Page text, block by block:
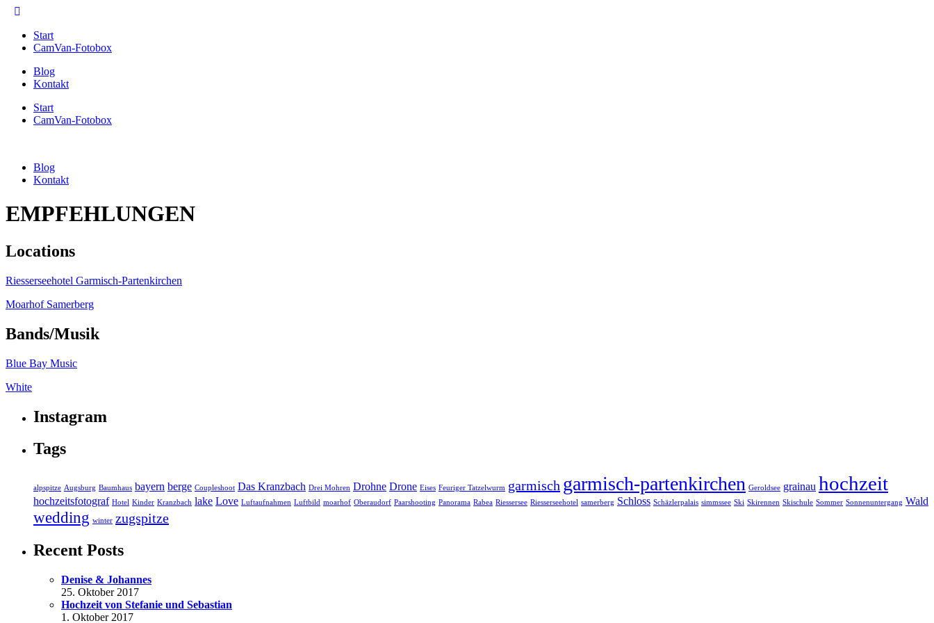
Start
CamVan-Fotobox
Blog
Kontakt
Start
CamVan-Fotobox
Blog
Kontakt
EMPFEHLUNGEN
Locations
Riesserseehotel Garmisch-Partenkirchen
Moarhof Samerberg
Bands/Musik
Blue Bay Music
White
Instagram
Tags
alpspitze Augsburg Baumhaus bayern berge Coupleshoot Das Kranzbach Drei Mohren Drohne Drone Eises Feuriger Tatzelwurm garmisch garmisch-partenkirchen Geroldsee grainau hochzeit
hochzeitsfotograf Hotel Kinder Kranzbach lake Love Luftaufnahmen Luftbild moarhof Oberaudorf Paarshooting Panorama Rabea Riessersee Riesserseehotel samerberg Schloss Schäzlerpalais simmssee Ski Skirennen Skischule Sommer Sonnenuntergang Wald
wedding winter zugspitze
Recent Posts
Denise & Johannes
25. Oktober 2017
Hochzeit von Stefanie und Sebastian
1. Oktober 2017